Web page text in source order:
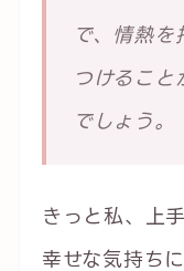
で、情熱
つけるこ
でしょう。
きっと私、上
幸せな気持ち